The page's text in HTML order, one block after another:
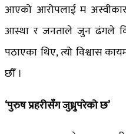
आएको आरोपलाई म अस्वीकार
आस्था र जनताले जुन ढंगले
पठाएका थिए, त्यो विश्वास
छौँ ।
‘पुरुष प्रहरीसँग जुध्नुपरेको छ’